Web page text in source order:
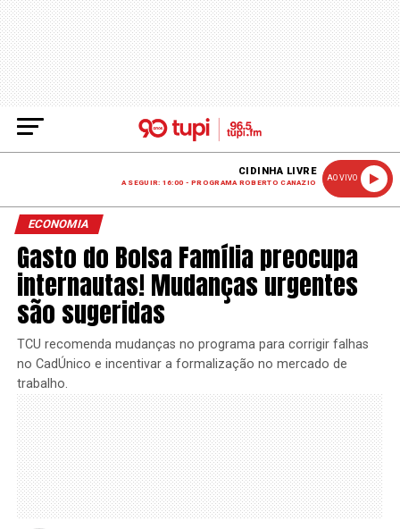
CIDINHA LIVRE
A SEGUIR: 16:00 - PROGRAMA ROBERTO CANAZIO
AO VIVO
ECONOMIA
Gasto do Bolsa Família preocupa
internautas! Mudanças urgentes
são sugeridas
TCU recomenda mudanças no programa para corrigir falhas
no CadÚnico e incentivar a formalização no mercado de
trabalho.​